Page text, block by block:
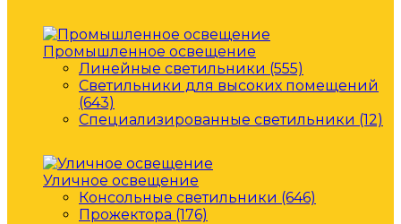
Промышленное освещение
Линейные светильники (555)
Светильники для высоких помещений
(643)
Специализированные светильники (12)
Уличное освещение
Консольные светильники (646)
Прожектора (176)